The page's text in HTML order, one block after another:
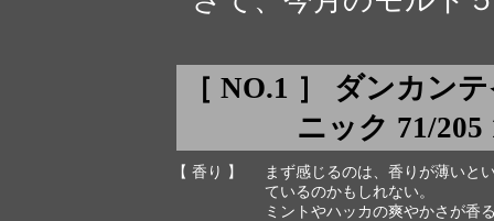
［ NO.1 ］ ダンカン
ニック 71/205
【 香り 】
まず感じるのは、香りが薄いと
ているのかもしれない。
ミントやハッカの爽やかさが香